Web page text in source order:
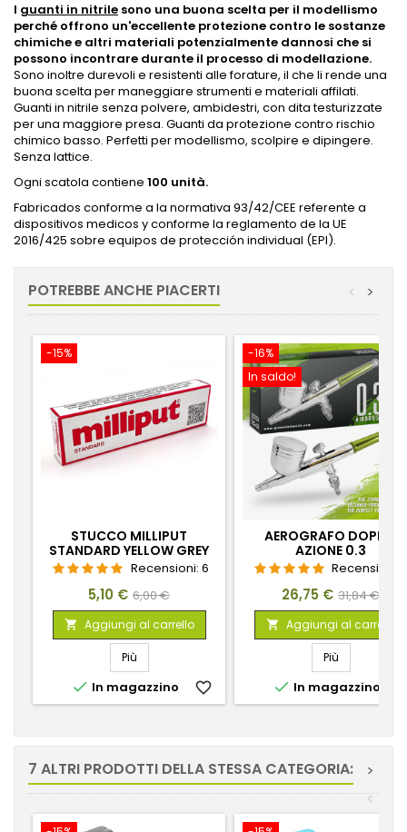
I guanti in nitrile sono una buona scelta per il modellismo
perché offrono un'eccellente protezione contro le sostanze
chimiche e altri materiali potenzialmente dannosi che si
possono incontrare durante il processo di modellazione.
Sono inoltre durevoli e resistenti alle forature, il che li rende una
buona scelta per maneggiare strumenti e materiali affilati.
Guanti in nitrile senza polvere, ambidestri, con dita testurizzate
per una maggiore presa. Guanti da protezione contro rischio
chimico basso. Perfetti per modellismo, scolpire e dipingere.
Senza lattice.
Ogni scatola contiene 100 unità.
Fabricados conforme a la normativa 93/42/CEE referente a
dispositivos medicos y conforme la reglamento de la UE
2016/425 sobre equipos de protección individual (EPI).
POTREBBE ANCHE PIACERTI >
<
-15%
STUCCO MILLIPUT
STANDARD YELLOW GREY
Recensioni: 6
Prezzo
5,10 € Prezzo
base
6,00 €
 Aggiungi al carrello
Più
 In magazzino favorite_border
-16%
In saldo!
AEROGRAFO DOPPIA
AZIONE 0.3
Recensioni:
Prezzo
26,75 € Prezzo
base
31,84 €
 Aggiungi al carrello
Più
 In magazzino
7 ALTRI PRODOTTI DELLA STESSA CATEGORIA:
>
<